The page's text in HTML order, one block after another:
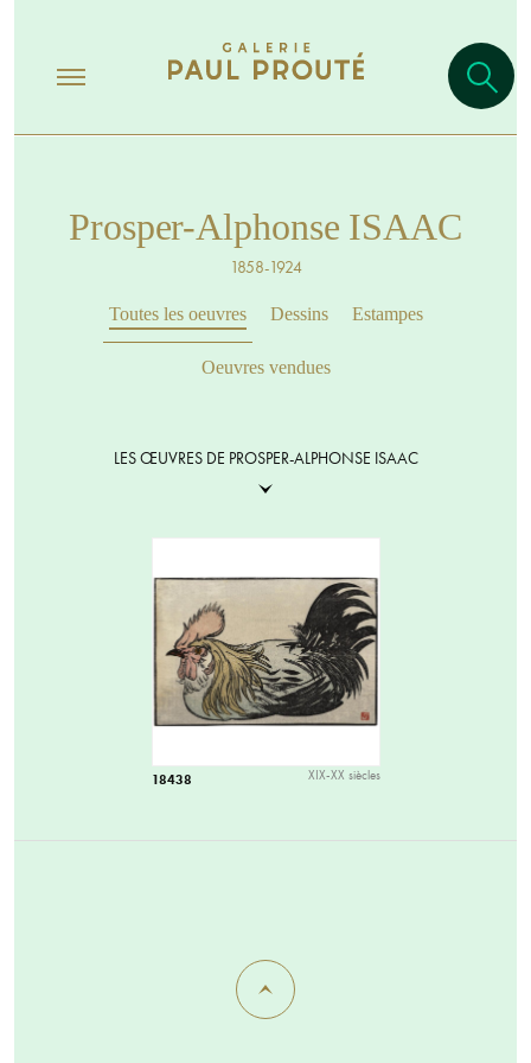
Prosper-Alphonse ISAAC
1858-1924
Toutes les oeuvres Dessins Estampes
Oeuvres vendues
LES ŒUVRES DE PROSPER-ALPHONSE ISAAC
18438 XIX-XX siècles